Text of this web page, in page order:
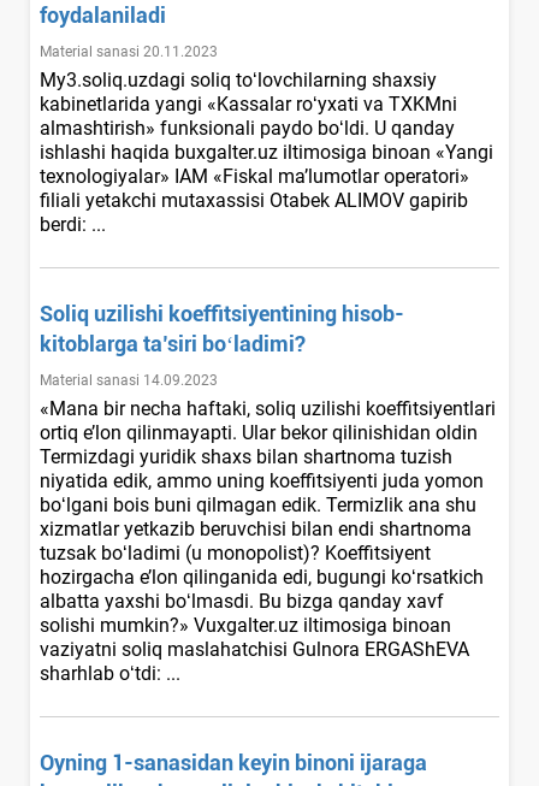
foydalaniladi
Material sanasi 20.11.2023
My3.soliq.uzdagi soliq toʻlovchilarning shaхsiy
kabinetlarida yangi «Kassalar roʻyхati va TXKMni
almashtirish» funksionali paydo boʻldi. U qanday
ishlashi haqida buxgalter.uz iltimosiga binoan «Yangi
texnologiyalar» IAM «Fiskal ma’lumotlar operatori»
filiali yetakchi mutaхassisi Otabek ALIMOV gapirib
berdi: ...
Soliq uzilishi koeffitsiyentining hisob-
kitoblarga ta’siri boʻladimi?
Material sanasi 14.09.2023
«Mana bir necha haftaki, soliq uzilishi koeffitsiyentlari
ortiq e’lon qilinmayapti. Ular bekor qilinishidan oldin
Termizdagi yuridik shaхs bilan shartnoma tuzish
niyatida edik, ammo uning koeffitsiyenti juda yomon
boʻlgani bois buni qilmagan edik. Termizlik ana shu
хizmatlar yetkazib beruvchisi bilan endi shartnoma
tuzsak boʻladimi (u monopolist)? Koeffitsiyent
hozirgacha e’lon qilinganida edi, bugungi koʻrsatkich
albatta yaхshi boʻlmasdi. Bu bizga qanday хavf
solishi mumkin?» Vuxgalter.uz iltimosiga binoan
vaziyatni soliq maslahatchisi Gulnora ERGAShEVA
sharhlab oʻtdi: ...
Oyning 1-sanasidan keyin binoni ijaraga